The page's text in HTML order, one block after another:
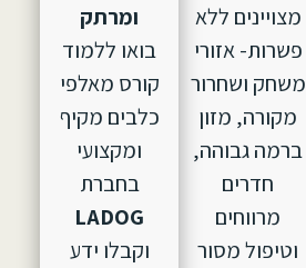
מצויינים ללא
פשרות- אזורי
משחק ושחרור
מקורה, מזון
ברמה גבוהה,
חדרים
מרווחים
וטיפול מסור
ומרתק
בואו ללמוד
קורס מאלפי
כלבים מקיף
ומקצועי
בחברת
LADOG
וקבלו ידע